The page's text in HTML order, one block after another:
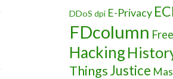
DDoS dpi E-Privacy
FDcolumn
Hacking
ThingsJustice